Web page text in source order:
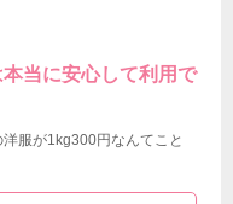
当に安心して利用で
服が1kg300円なんてこと